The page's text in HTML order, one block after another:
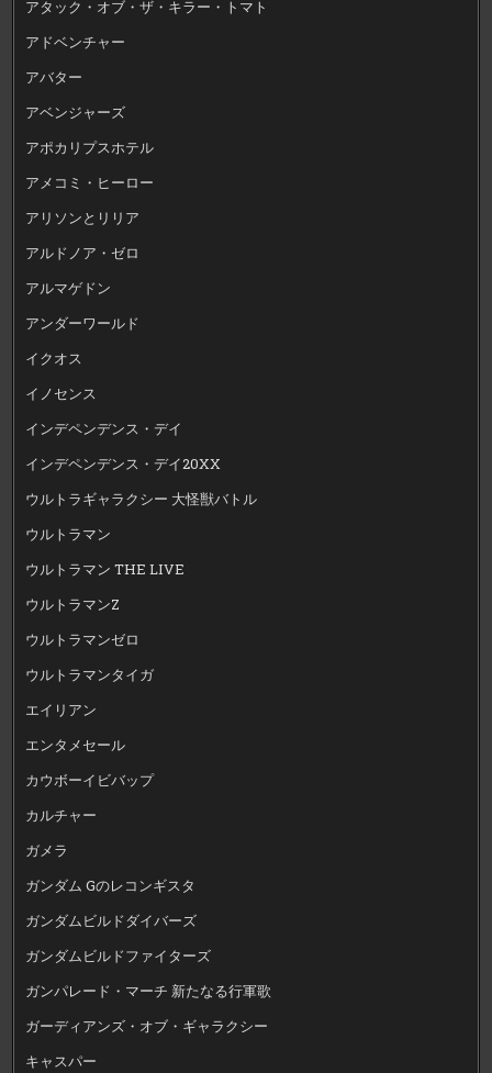
アタック・オブ・ザ・キラー・トマト
アドベンチャー
アバター
アベンジャーズ
アポカリプスホテル
アメコミ・ヒーロー
アリソンとリリア
アルドノア・ゼロ
アルマゲドン
アンダーワールド
イクオス
イノセンス
インデペンデンス・デイ
インデペンデンス・デイ20XX
ウルトラギャラクシー 大怪獣バトル
ウルトラマン
ウルトラマン THE LIVE
ウルトラマンZ
ウルトラマンゼロ
ウルトラマンタイガ
エイリアン
エンタメセール
カウボーイビバップ
カルチャー
ガメラ
ガンダム Gのレコンギスタ
ガンダムビルドダイバーズ
ガンダムビルドファイターズ
ガンパレード・マーチ 新たなる行軍歌
ガーディアンズ・オブ・ギャラクシー
キャスパー